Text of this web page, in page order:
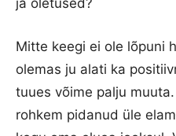
Mitte keegi ei ole lõpuni
olemas ju alati ka
tuues võime palju
rohkem pidanud üle